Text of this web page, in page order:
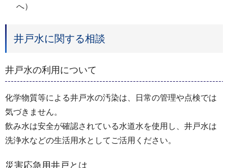
へ）
井戸水に関する相談
井戸水の利用について
化学物質等による井戸水の汚染は、日常の管理や点検では
気づきません。
飲み水は安全が確認されている水道水を使用し、井戸水は
洗浄水などの生活用水としてご活用ください。
災害応急用井戸とは